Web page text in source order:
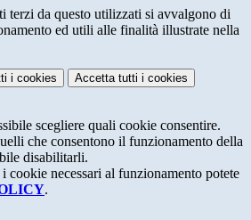
terzi da questo utilizzati si avvalgono di
ed utili alle finalità illustrate nella
i cookies Accetta tutti i cookies
scegliere quali cookie consentire.
che consentono il funzionamento della
disabilitarli.
cookie necessari al funzionamento potete
.